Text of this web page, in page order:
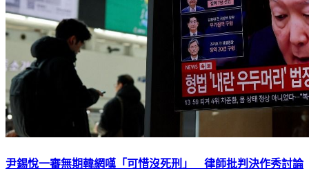
尹錫悅一審無期韓網嘆「可惜沒死刑」 律師批判決作秀討論